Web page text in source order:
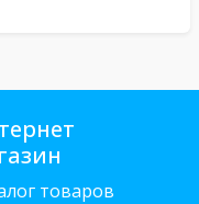
товаров